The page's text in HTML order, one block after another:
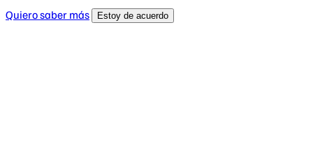
Quiero saber más
Estoy de acuerdo